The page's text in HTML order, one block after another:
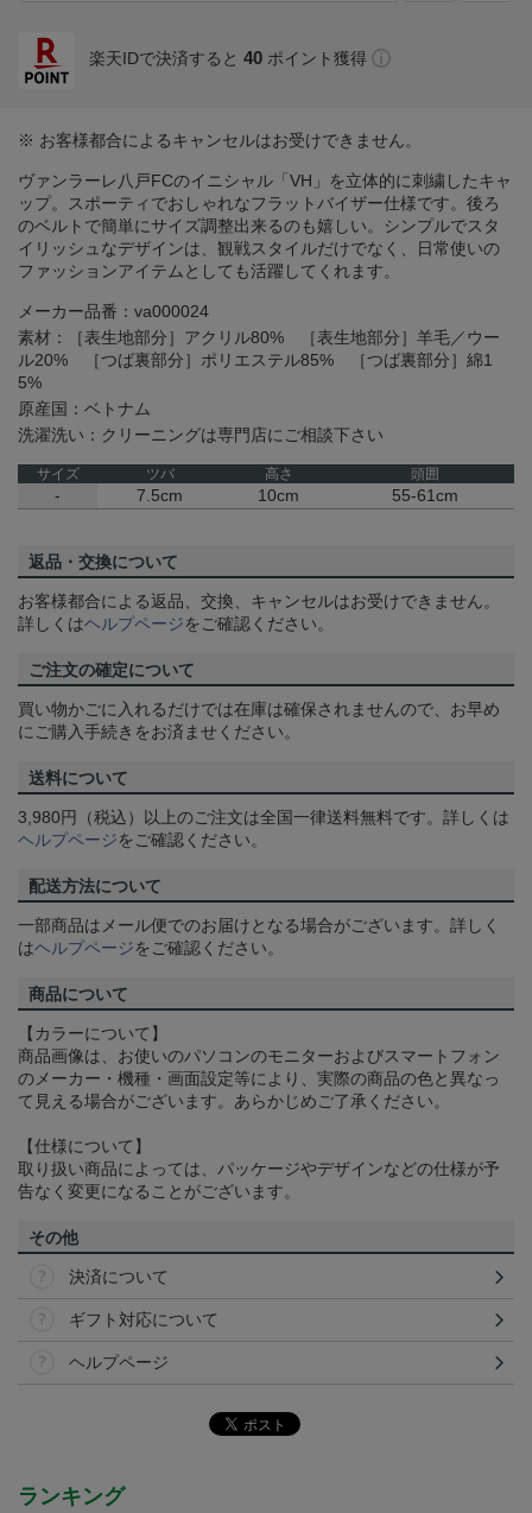
楽天IDで決済すると 40 ポイント獲得
※ お客様都合によるキャンセルはお受けできません。
ヴァンラーレ八戸FCのイニシャル「VH」を立体的に刺繍したキャ
ップ。スポーティでおしゃれなフラットバイザー仕様です。後ろ
のベルトで簡単にサイズ調整出来るのも嬉しい。シンプルでスタ
イリッシュなデザインは、観戦スタイルだけでなく、日常使いの
ファッションアイテムとしても活躍してくれます。
メーカー品番：va000024
素材：［表生地部分］アクリル80% ［表生地部分］羊毛／ウー
ル20% ［つば裏部分］ポリエステル85% ［つば裏部分］綿1
5%
原産国：ベトナム
洗濯洗い：クリーニングは専門店にご相談下さい
サイズ ツバ 高さ 頭囲
- 7.5cm 10cm 55-61cm
返品・交換について
お客様都合による返品、交換、キャンセルはお受けできません。
詳しくはヘルプページをご確認ください。
ご注文の確定について
買い物かごに入れるだけでは在庫は確保されませんので、お早め
にご購入手続きをお済ませください。
送料について
3,980円（税込）以上のご注文は全国一律送料無料です。詳しくは
ヘルプページをご確認ください。
配送方法について
一部商品はメール便でのお届けとなる場合がございます。詳しく
はヘルプページをご確認ください。
商品について
【カラーについて】
商品画像は、お使いのパソコンのモニターおよびスマートフォン
のメーカー・機種・画面設定等により、実際の商品の色と異なっ
て見える場合がございます。あらかじめご了承ください。
【仕様について】
取り扱い商品によっては、パッケージやデザインなどの仕様が予
告なく変更になることがございます。
その他
決済について
ギフト対応について
ヘルプページ
ランキング